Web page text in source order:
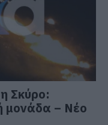
Σκύρο:
μονάδα – Νέο